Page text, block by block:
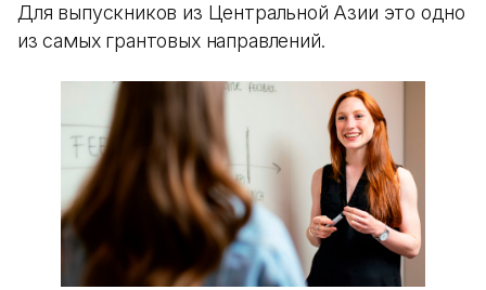
Для выпускников из Центральной Азии это одно
из самых грантовых направлений.